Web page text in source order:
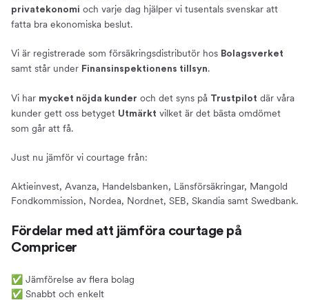
privatekonomi och varje dag hjälper vi tusentals svenskar att
fatta bra ekonomiska beslut.
Vi är registrerade som försäkringsdistributör hos Bolagsverket
samt står under Finansinspektionens tillsyn.
Vi har mycket nöjda kunder och det syns på Trustpilot där våra
kunder gett oss betyget Utmärkt vilket är det bästa omdömet
som går att få.
Just nu jämför vi courtage från:
Aktieinvest, Avanza, Handelsbanken, Länsförsäkringar, Mangold
Fondkommission, Nordea, Nordnet, SEB, Skandia samt Swedbank.
Fördelar med att jämföra courtage på
Compricer
✅ Jämförelse av flera bolag
✅ Snabbt och enkelt